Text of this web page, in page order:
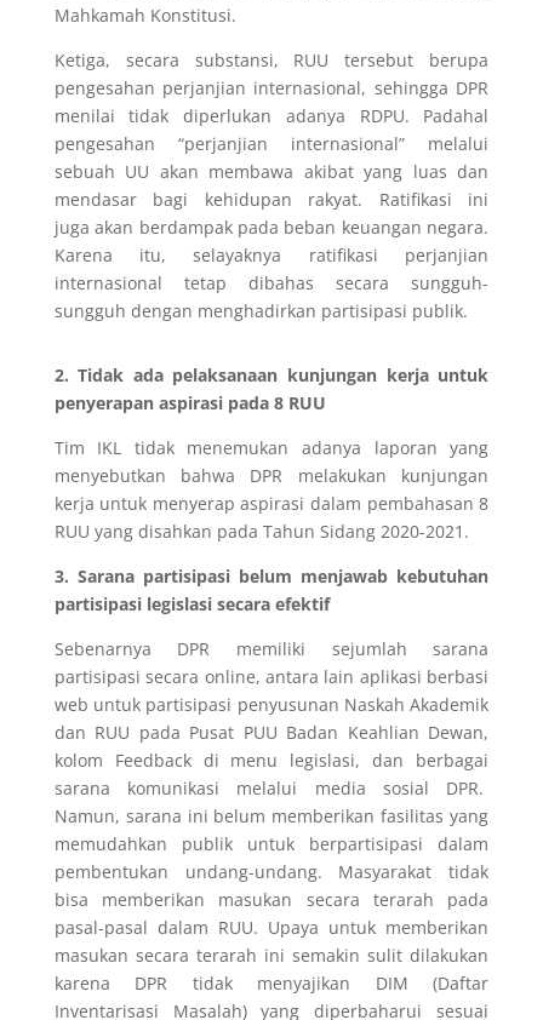
Mahkamah Konstitusi.
Ketiga, secara substansi, RUU tersebut berupa
pengesahan perjanjian internasional, sehingga DPR
menilai tidak diperlukan adanya RDPU. Padahal
pengesahan “perjanjian internasional” melalui
sebuah UU akan membawa akibat yang luas dan
mendasar bagi kehidupan rakyat. Ratifikasi ini
jugaakan berdampak pada beban keuangan negara.
Karena itu, selayaknya ratifikasi perjanjian
internasional tetap dibahas secara sungguh-
sungguh dengan menghadirkan partisipasi publik.
2. Tidak ada pelaksanaan kunjungan kerja untuk
penyerapan aspirasi pada 8 RUU
Tim IKL tidak menemukan adanya laporan yang
menyebutkan bahwa DPR melakukan kunjungan
kerja untuk menyerap aspirasi dalam pembahasan 8
RUU yang disahkan pada Tahun Sidang 2020-2021.
3. Sarana partisipasi belum menjawab kebutuhan
partisipasi legislasi secara efektif
Sebenarnya DPR memiliki sejumlah sarana
partisipasi secara online, antara lain aplikasi berbasi
web untuk partisipasi penyusunan Naskah Akademik
dan RUU pada Pusat PUU Badan Keahlian Dewan,
kolom Feedback di menu legislasi, dan berbagai
sarana komunikasi melalui media sosial DPR.
Namun, sarana ini belum memberikan fasilitas yang
memudahkan publik untuk berpartisipasi dalam
pembentukan undang-undang. Masyarakat tidak
bisa memberikan masukan secara terarah pada
pasal-pasal dalam RUU. Upaya untuk memberikan
masukan secara terarah ini semakin sulit dilakukan
karena DPR tidak menyajikan DIM (Daftar
Inventarisasi Masalah) yang diperbaharui sesuai